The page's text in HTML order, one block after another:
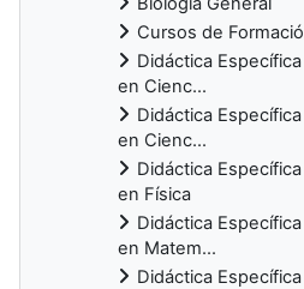
Cursos de
Didáctica
en Cienc...
Didáctica
en Cienc...
Didáctica
en Física
Didáctica
en Matem...
Didáctica